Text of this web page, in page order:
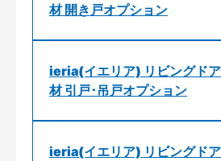
材 開き戸オプション
ieria(イエリア) リビングド
材 引戸･吊戸オプション
ieria(イエリア) リビングド